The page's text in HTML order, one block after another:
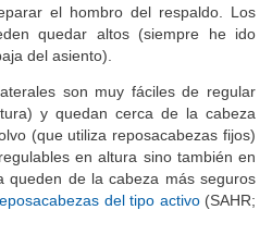
el hombro del respaldo. Los
quedar altos (siempre he ido
del asiento).
son muy fáciles de regular
y quedan cerca de la cabeza
(que utiliza reposacabezas fijos)
en altura sino también en
queden de la cabeza más seguros
del tipo activo(SAHR;